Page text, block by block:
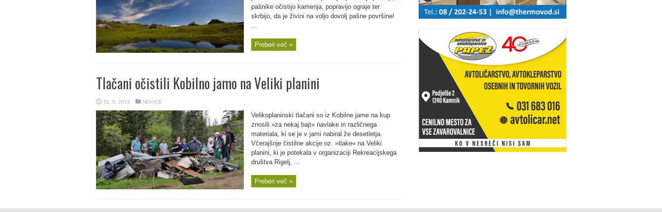
pašnike očistijo kamenja, popravijo ograje ter
skrbijo, da je živini na voljo dovolj pašne površine!
...
Preberi več »
Tlačani očistili Kobilno jamo na Veliki planini
31. 5. 2015 NOVICE
Velikoplaninski tlačani so iz Kobilne jame na kup
znosili »za nekaj bajt« navlake in različnega
materiala, ki se je v jami nabiral že desetletja.
Včerajšnje čistilne akcije oz. »tlake« na Veliki
planini, ki je potekala v organizaciji Rekreacijskega
društva Rigelj, ...
Preberi več »